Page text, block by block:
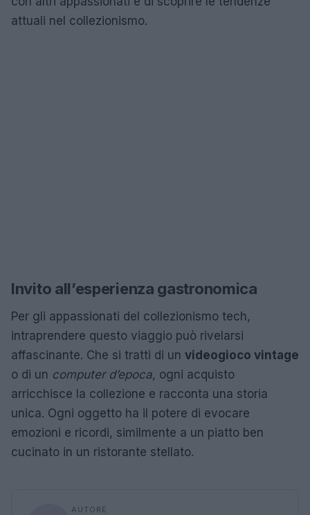
attuali nel collezionismo.
Invito all’esperienza gastronomica
Per gli appassionati del collezionismo tech,
intraprendere questo viaggio può rivelarsi
affascinante. Che si tratti di un videogioco vintage
o di un computer d’epoca, ogni acquisto
arricchisce la collezione e racconta una storia
unica. Ogni oggetto ha il potere di evocare
emozioni e ricordi, similmente a un piatto ben
cucinato in un ristorante stellato.
AUTORE